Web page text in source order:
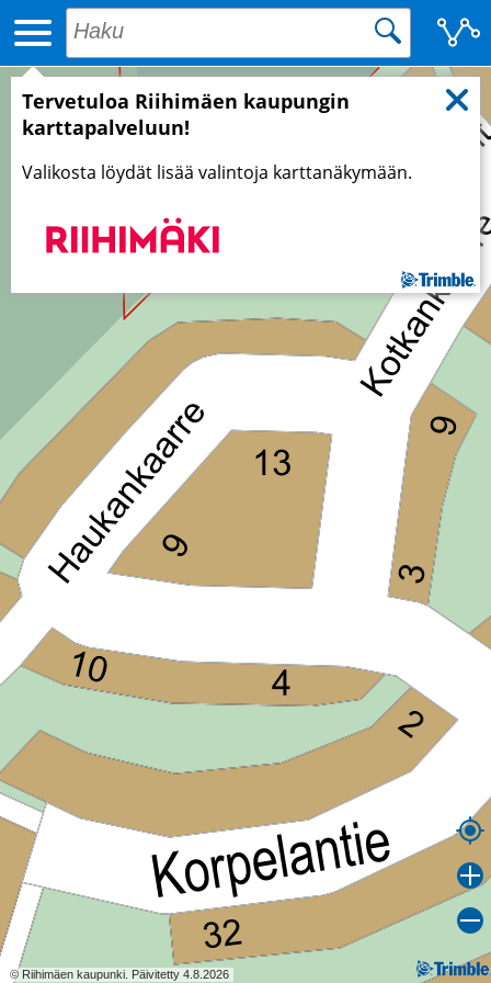
© Riihimäen kaupunki. Päivitetty 4.8.2026
Tervetuloa Riihimäen kaupungin
karttapalveluun!
Valikosta löydät lisää valintoja karttanäkymään.